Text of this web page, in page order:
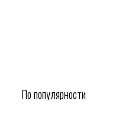
По популярности